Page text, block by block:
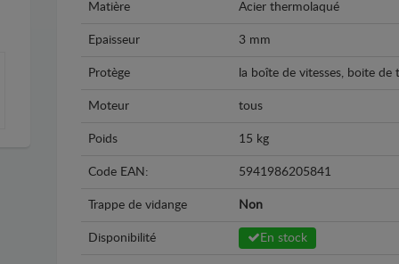
Matière Acier thermolaqué
Epaisseur 3 mm
Protège la boîte de vitesses, boite de
Moteur tous
Poids 15 kg
Code EAN: 5941986205841
Trappe de vidange Non
Disponibilité En stock